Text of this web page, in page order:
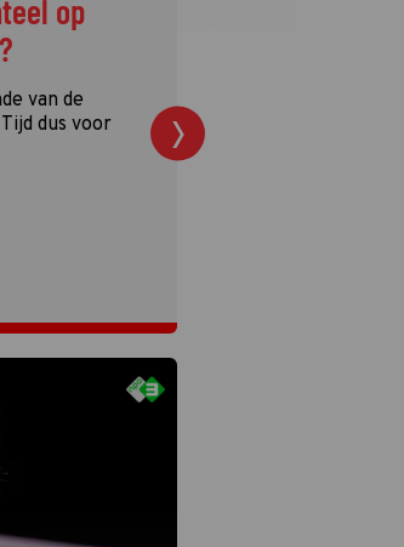
op
van de
dus voor